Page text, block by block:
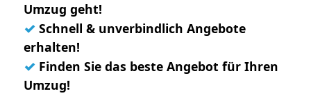
Umzug geht!
✓ Schnell & unverbindlich Angebote
erhalten!
✓ Finden Sie das beste Angebot für Ihren
Umzug!